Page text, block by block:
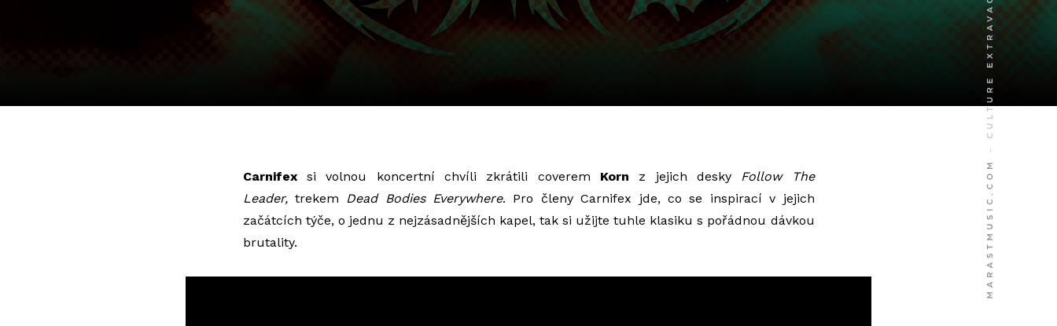
Carnifex si volnou koncertní chvíli zkrátili coverem Korn z jejich desky Follow The
Leader, trekem Dead Bodies Everywhere. Pro členy Carnifex jde, co se inspirací v jejich
začátcích týče, o jednu z nejzásadnějších kapel, tak si užijte tuhle klasiku s pořádnou dávkou
brutality.